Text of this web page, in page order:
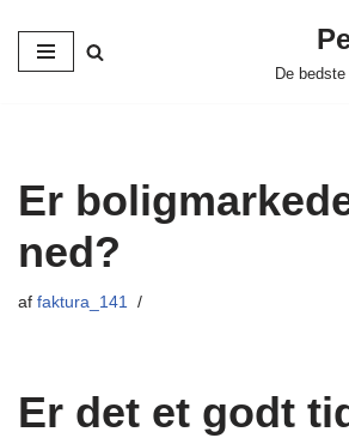
Spring
De
Er
ned?
af faktura_141
Er det et godt